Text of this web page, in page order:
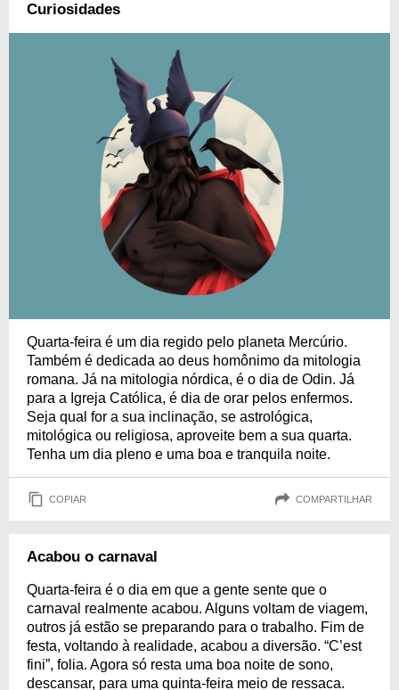
Curiosidades
Quarta-feira é um dia regido pelo planeta Mercúrio.
Também é dedicada ao deus homônimo da mitologia
romana. Já na mitologia nórdica, é o dia de Odin. Já
para a Igreja Católica, é dia de orar pelos enfermos.
Seja qual for a sua inclinação, se astrológica,
mitológica ou religiosa, aproveite bem a sua quarta.
Tenha um dia pleno e uma boa e tranquila noite.
COPIAR COMPARTILHAR
Acabou o carnaval
Quarta-feira é o dia em que a gente sente que o
carnaval realmente acabou. Alguns voltam de viagem,
outros já estão se preparando para o trabalho. Fim de
festa, voltando à realidade, acabou a diversão. “C’est
fini”, folia. Agora só resta uma boa noite de sono,
descansar, para uma quinta-feira meio de ressaca.